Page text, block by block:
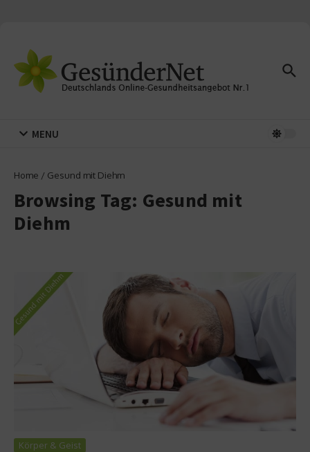
MENU
Home / Gesund mit Diehm
Browsing Tag: Gesund mit
Diehm
Körper & Geist